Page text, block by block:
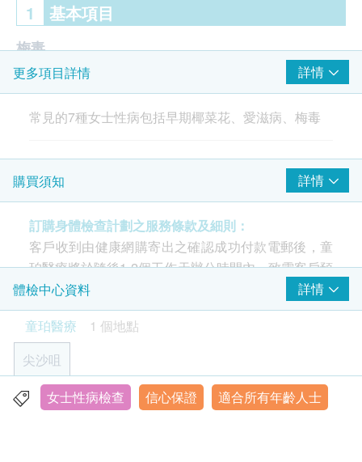
1 基本項目
梅毒
梅毒螺旋菌抗體
肛門癌
口咽癌
性病基因測試
衣原體抗體
性病檢查
愛滋病抗體
愛滋病抗原
疱疹病毒1型IgG抗體
疱疹病毒2型IgG抗體
更多項目詳情 詳情
常見的7種女士性病包括早期椰菜花、愛滋病、梅毒
購買須知 詳情
訂購身體檢查計劃之服務條款及細則：
客戶收到由健康網購寄出之確認成功付款電郵後，童
珀醫療將於隨後1-2個工作天辦公時間內，致電客戶預
約身體檢查的時間及地點。客戶亦可致電2117 0035
查詢。
年齡
身體檢查計劃只適用於18歲或以上之人士。
有效期
體檢中心資料
詳情
童珀醫療
1 個地點
尖沙咀
香港九龍尖沙咀彌敦道132號美麗華廣場一期19樓1917室
女士性病檢查 信心保證 適合所有年齡人士